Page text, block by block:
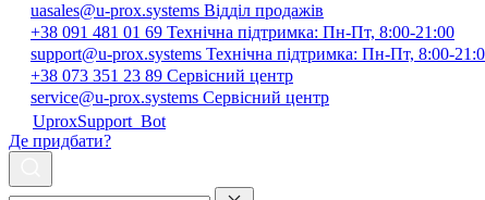
uasales@u-prox.systems Відділ продажів
+38 091 481 01 69 Технічна підтримка: Пн-Пт, 8:00-21:00
support@u-prox.systems Технічна підтримка: Пн-Пт, 8:00-
+38 073 351 23 89 Сервісний центр
service@u-prox.systems Сервісний центр
UproxSupport_Bot
Де придбати?